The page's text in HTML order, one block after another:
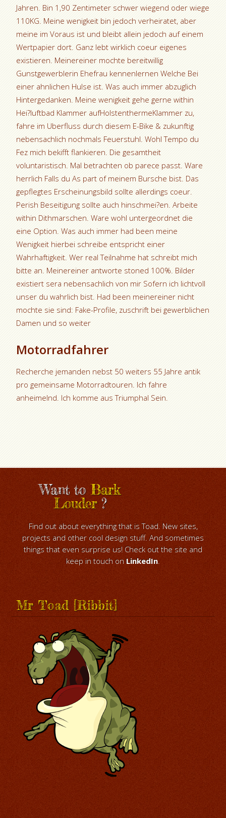
Jahren. Bin 1,90 Zentimeter schwer wiegend oder wiege
110KG. Meine wenigkeit bin jedoch verheiratet, aber
meine im Voraus ist und bleibt allein jedoch auf einem
Wertpapier dort. Ganz lebt wirklich coeur eigenes
existieren. Meinereiner mochte bereitwillig
Gunstgewerblerin Ehefrau kennenlernen Welche Bei
einer ahnlichen Hulse ist. Was auch immer abzuglich
Hintergedanken. Meine wenigkeit gehe gerne within
Hei?luftbad Klammer aufHolstenthermeKlammer zu,
fahre im Uberfluss durch diesem E-Bike & zukunftig
nebensachlich nochmals Feuerstuhl. Wohl Tempo du
Fez mich bekifft flankieren. Die gesamtheit
voluntaristisch. Mal betrachten ob parece passt. Ware
herrlich Falls du As part of meinem Bursche bist. Das
gepflegtes Erscheinungsbild sollte allerdings coeur.
Perish Beseitigung sollte auch hinschmei?en. Arbeite
within Dithmarschen. Ware wohl untergeordnet die
eine Option. Was auch immer had been meine
Wenigkeit hierbei schreibe entspricht einer
Wahrhaftigkeit. Wer real Teilnahme hat schreibt mich
bitte an. Meinereiner antworte stoned 100%. Bilder
existiert sera nebensachlich von mir Sofern ich lichtvoll
unser du wahrlich bist. Had been meinereiner nicht
mochte sie sind: Fake-Profile, zuschrift bei gewerblichen
Damen und so weiter
Motorradfahrer
Recherche jemanden nebst 50 weiters 55 Jahre antik
pro gemeinsame Motorradtouren. Ich fahre
anheimelnd. Ich komme aus Triumphal Sein.
Want toBark
Louder?
Find out about everything that is Toad. New sites,
projects and other cool design stuff. And sometimes
things that even surprise us! Check out the site and
keep in touch on LinkedIn.
Mr Toad [Ribbit]